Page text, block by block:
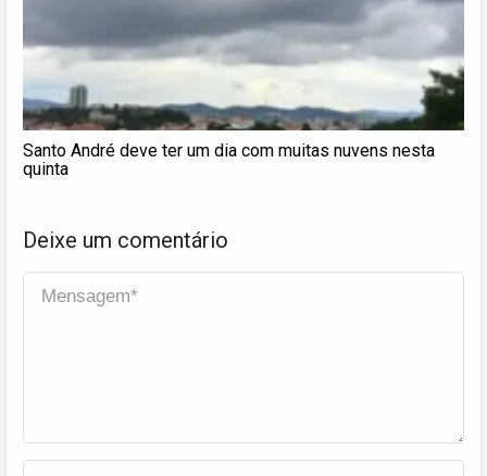
Santo André deve ter um dia com muitas nuvens nesta
quinta
Deixe um comentário